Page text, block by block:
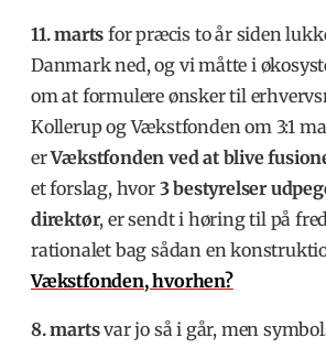
11. marts for præcis to år siden
Danmark ned, og vi måtte i
om at formulere ønsker til
Kollerup og Vækstfonden om 3:1
erVækstfonden ved at blive
et forslag, hvor 3 bestyrelser
direktør, er sendt i høring til på
rationalet bag sådan en
Vækstfonden, hvorhen?
8. martsvar jo så i går, men